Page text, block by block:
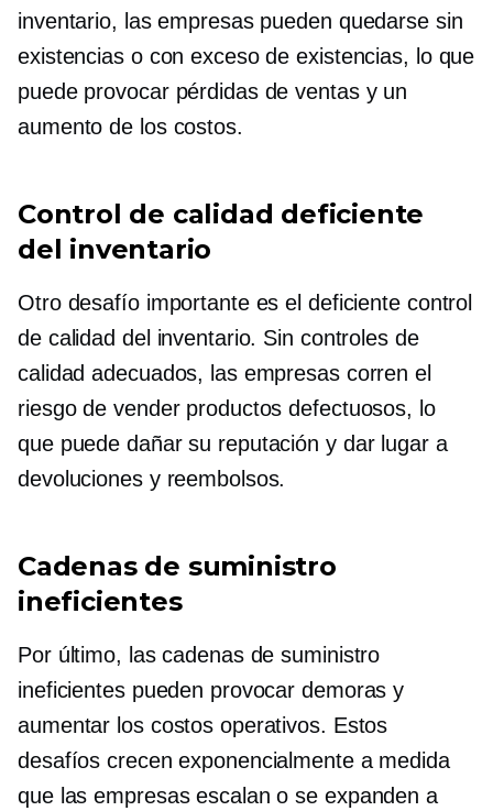
inventario, las empresas pueden quedarse sin
existencias o con exceso de existencias, lo que
puede provocar pérdidas de ventas y un
aumento de los costos.
Control de calidad deficiente
del inventario
Otro desafío importante es el deficiente control
de calidad del inventario. Sin controles de
calidad adecuados, las empresas corren el
riesgo de vender productos defectuosos, lo
que puede dañar su reputación y dar lugar a
devoluciones y reembolsos.
Cadenas de suministro
ineficientes
Por último, las cadenas de suministro
ineficientes pueden provocar demoras y
aumentar los costos operativos. Estos
desafíos crecen exponencialmente a medida
que las empresas escalan o se expanden a